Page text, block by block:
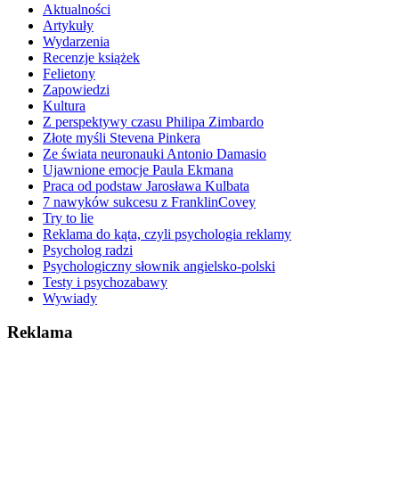
Aktualności
Artykuły
Wydarzenia
Recenzje książek
Felietony
Zapowiedzi
Kultura
Z perspektywy czasu Philipa Zimbardo
Złote myśli Stevena Pinkera
Ze świata neuronauki Antonio Damasio
Ujawnione emocje Paula Ekmana
Praca od podstaw Jarosława Kulbata
7 nawyków sukcesu z FranklinCovey
Try to lie
Reklama do kąta, czyli psychologia reklamy
Psycholog radzi
Psychologiczny słownik angielsko-polski
Testy i psychozabawy
Wywiady
Reklama